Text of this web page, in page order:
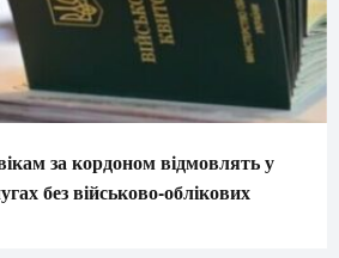
за кордоном відмовлять у
без військово-облікових